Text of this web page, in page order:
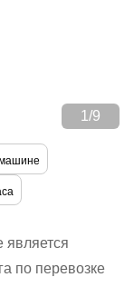
1 /9
является
по перевозке